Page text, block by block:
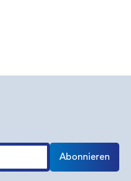
Abonnieren